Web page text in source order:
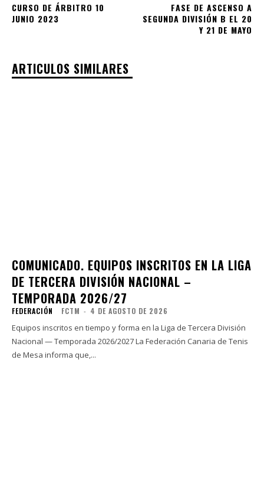
CURSO DE ÁRBITRO 10
JUNIO 2023
FASE DE ASCENSO A
SEGUNDA DIVISIÓN B EL 20
Y 21 DE MAYO
ARTICULOS SIMILARES
COMUNICADO. EQUIPOS INSCRITOS EN LA LIGA
DE TERCERA DIVISIÓN NACIONAL –
TEMPORADA 2026/27
FEDERACIÓN FCTM - 4 DE AGOSTO DE 2026
Equipos inscritos en tiempo y forma en la Liga de Tercera División
Nacional — Temporada 2026/2027 La Federación Canaria de Tenis
de Mesa informa que,...